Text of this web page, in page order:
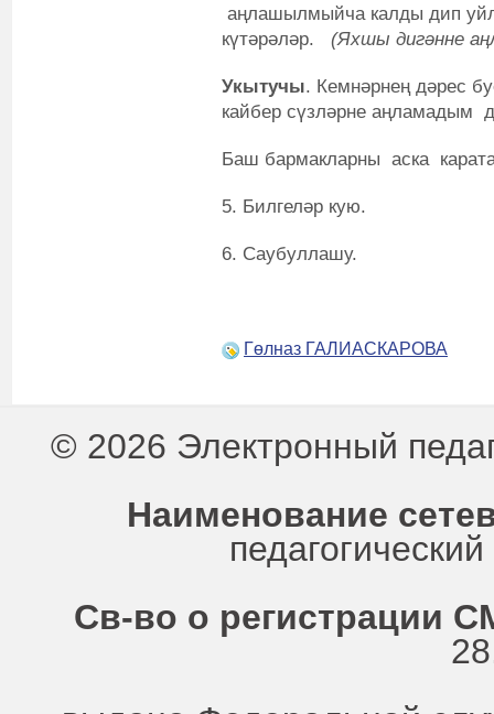
аңлашылмыйча калды дип
күтәрәләр. (Яхшы дигәнне
Укытучы. Кемнәрнең дәрес
кайбер сүзләрне аңламадым
Баш бармакларны аска
5. Билгеләр кую.
6. Саубуллашу.
Гөлназ ГАЛИАСКАРОВА
© 2026 Электронный
Наименование
Св-во о регистрации